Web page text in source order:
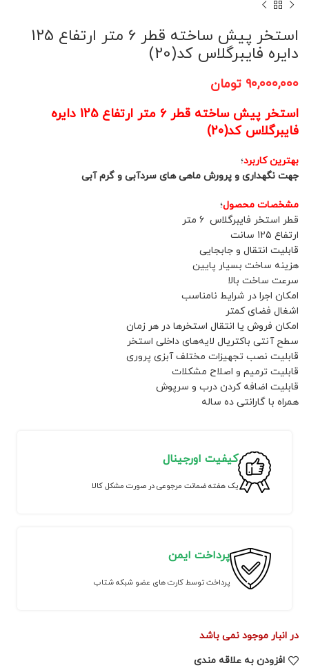
استخر پیش ساخته قطر 6 متر ارتفاع 125
دایره فایبرگلاس کد(20)
۹۰,۰۰۰,۰۰۰ تومان
استخر پیش ساخته قطر 6 متر ارتفاع 125 دایره
فایبرگلاس کد(20)
بهترین کاربرد؛
جهت نگهداری و پرورش ماهی های سردآبی و گرم آبی
مشخصات محصول؛
قطر استخر فایبرگلاس 6 متر
ارتفاع 125 سانت
قابلیت انتقال و جابجایی
هزینه ساخت بسیار پایین
سرعت ساخت بالا
امکان اجرا در شرایط نامناسب
اشغال فضای کمتر
امکان فروش یا انتقال استخرها در هر زمان
سطح آنتی باکتریال لایه‌های داخلی استخر
قابلیت نصب تجهیزات مختلف آبزی پروری
قابلیت ترمیم و اصلاح مشکلات
قابلیت اضافه کردن درب و سرپوش
همراه با گارانتی ده ساله
کیفیت اورجینال
یک هفته ضمانت مرجوعی در صورت مشکل کالا
پرداخت ایمن
پرداخت توسط کارت های عضو شبکه شتاب
در انبار موجود نمی باشد
افزودن به علاقه مندی